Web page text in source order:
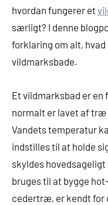
hvordan fungerer et
særligt? I denne
forklaring om alt, hvad
vildmarksbade.
Et vildmarksbad er en
normalt er lavet af træ
Vandets temperatur
indstilles til at holde
skyldes
bruges til at bygge
cedertræ, er kendt for